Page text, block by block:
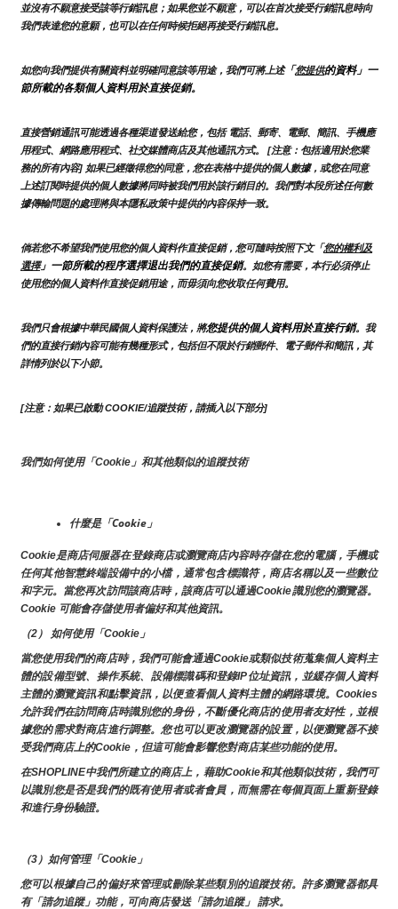
並沒有不願意接受該等行銷訊息；如果您並不願意，可以在首次接受行銷訊息時向
我們表達您的意願，也可以在任何時候拒絕再接受行銷訊息。
如您向我們提供有關資料並明確同意該等用途，我們可將上述「您提供的資料」一
節所載的各類個人資料用於直接促銷。
直接營銷通訊可能透過各種渠道發送給您，包括 電話、郵寄、電郵、簡訊、手機應
用程式、網路應用程式、社交媒體商店及其他通訊方式。 [注意：包括適用於您業
務的所有內容] 如果已經徵得您的同意，您在表格中提供的個人數據，或您在同意
上述訂閱時提供的個人數據將同時被我們用於該行銷目的。我們對本段所述任何數
據傳輸問題的處理將與本隱私政策中提供的內容保持一致。
倘若您不希望我們使用您的個人資料作直接促銷，您可隨時按照下文「您的權利及
選擇」一節所載的程序選擇退出我們的直接促銷。如您有需要，本行必須停止
使用您的個人資料作直接促銷用途，而毋須向您收取任何費用。
我們只會根據中華民國個人資料保護法，將您提供的個人資料用於直接行銷。我
們的直接行銷內容可能有幾種形式，包括但不限於行銷郵件、電子郵件和簡訊，其
詳情列於以下小節。
[注意：如果已啟動 COOKIE/追蹤技術，請插入以下部分]
我們如何使用「Cookie」和其他類似的追蹤技術
什麼是「Cookie」
Cookie是商店伺服器在登錄商店或瀏覽商店內容時存儲在您的電腦，手機或
任何其他智慧終端設備中的小檔，通常包含標識符，商店名稱以及一些數位
和字元。當您再次訪問該商店時，該商店可以通過Cookie識別您的瀏覽器。
Cookie 可能會存儲使用者偏好和其他資訊。
（2） 如何使用「Cookie」
當您使用我們的商店時，我們可能會通過Cookie或類似技術蒐集個人資料主
體的設備型號、操作系統、設備標識碼和登錄IP位址資訊，並緩存個人資料
主體的瀏覽資訊和點擊資訊，以便查看個人資料主體的網路環境。Cookies
允許我們在訪問商店時識別您的身份，不斷優化商店的使用者友好性，並根
據您的需求對商店進行調整。您也可以更改瀏覽器的設置，以便瀏覽器不接
受我們商店上的Cookie，但這可能會影響您對商店某些功能的使用。
在SHOPLINE中我們所建立的商店上，藉助Cookie和其他類似技術，我們可
以識別您是否是我們的既有使用者或者會員，而無需在每個頁面上重新登錄
和進行身份驗證。
（3）如何管理「Cookie」
您可以根據自己的偏好來管理或刪除某些類別的追蹤技術。許多瀏覽器都具
有「請勿追蹤」功能，可向商店發送「請勿追蹤」 請求。